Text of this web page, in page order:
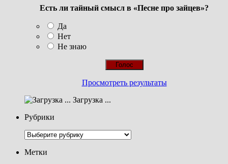
Есть ли тайный смысл в «Песне про зайцев»?
Да
Нет
Не знаю
Просмотреть результаты
Загрузка ...
Рубрики
Рубрики
Метки